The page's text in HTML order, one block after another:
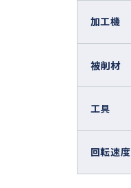
加工機
被削材
工具
回転速度